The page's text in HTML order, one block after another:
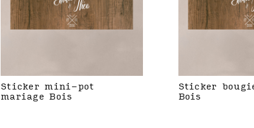
Sticker mini-pot
mariage Bois
Sticker
Bois